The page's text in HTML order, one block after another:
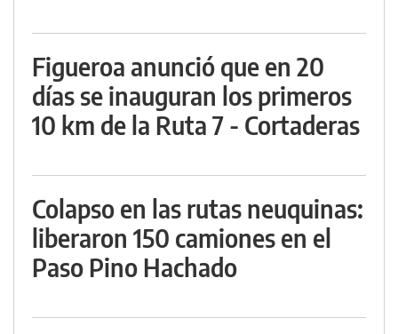
Figueroa anunció que en 20
días se inauguran los primeros
10 km de la Ruta 7 - Cortaderas
Colapso en las rutas neuquinas:
liberaron 150 camiones en el
Paso Pino Hachado